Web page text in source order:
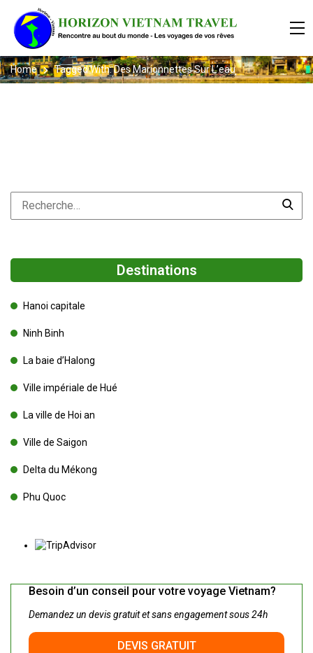
Home Tagged With: Des Marionnettes Sur L’eau
Destinations
Hanoi capitale
Ninh Binh
La baie d’Halong
Ville impériale de Hué
La ville de Hoi an
Ville de Saigon
Delta du Mékong
Phu Quoc
Besoin d’un conseil pour votre voyage Vietnam?
Demandez un devis gratuit et sans engagement sous 24h
DEVIS GRATUIT